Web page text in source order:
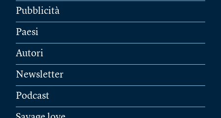
Pubblicità
Paesi
Autori
Newsletter
Podcast